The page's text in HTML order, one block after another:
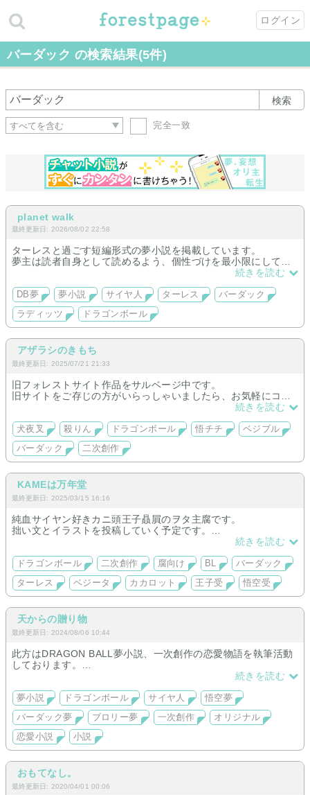
ログイン
バーダック の検索結果(5件)
検索
完全一致
planet walk
最終更新日: 2026/08/02 22:58
ターレスと過ごす短編形式の夢小説を掲載しています。
夢主は読者自身として読めるよう、個性づけを最小限にしてい
続きを読む
DB夢 夢小説 サイヤ人 ターレス
バーダック
ラディッツ
ドラゴンボール
アザラシのきもち
最終更新日: 2025/07/21 21:33
旧フォレストサイト作品をサルベージ中です。
旧サイトをご存じの方がいらっしゃいましたら、お気軽にコメ
古い携帯から作品を何とか掘り起し中。作品タイトル等、覚え
ている方助けていただけますと嬉しいです！
管理人 ごま
続きを読む
犬夜叉 殺りん ドラゴンボール 悟チチ
ベジブル
バーダック
二次創作
KAMEは万年堂
最終更新日: 2025/03/15 16:16
純血サイヤン好きカニ頭王子贔屓のヲタ主腐です。
拙い文とイラストを投稿していく予定です。
壁打ちしたいが為に元祖forestからお引越し中。（故に暫く工事
好きなものを好きなだけ叫びたいので、内容がまとまらない可
能性あり。
続きを読む
ドラゴンボール 二次創作 腐向け BL
バーダック
ターレス
ベジータ カカロット 王子受 悟空受
天からの贈り物
最終更新日: 2024/08/06 10:44
此方はDRAGON BALL夢小説、一次創作の恋愛物語を執筆活動
しております。
読者様には濃蜜な甘いひとときを過ごして戴きたく思います。
続きを読む
夢小説 ドラゴンボール サイヤ人
悟空夢
バーダック夢
ブロリー夢 一次創作
オリジナル
恋愛小説
小説
おもてなし。
最終更新日: 2020/04/01 00:06